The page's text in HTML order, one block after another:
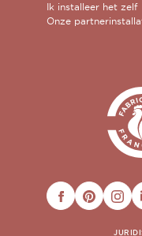
Ik installeer het zelf
Onze
FACEBOOKPINTEREST